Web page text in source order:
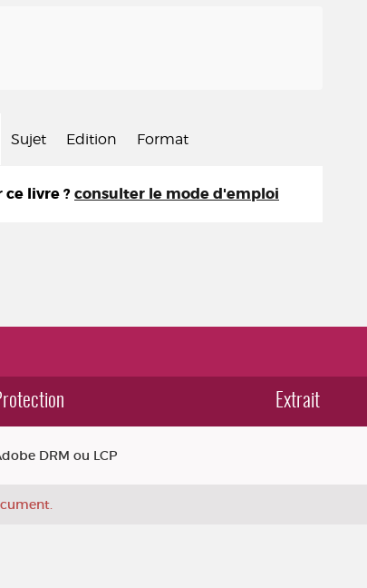
Sujet Edition Format
livre ? consulter le mode d'emploi
Extrait
DRM ou LCP